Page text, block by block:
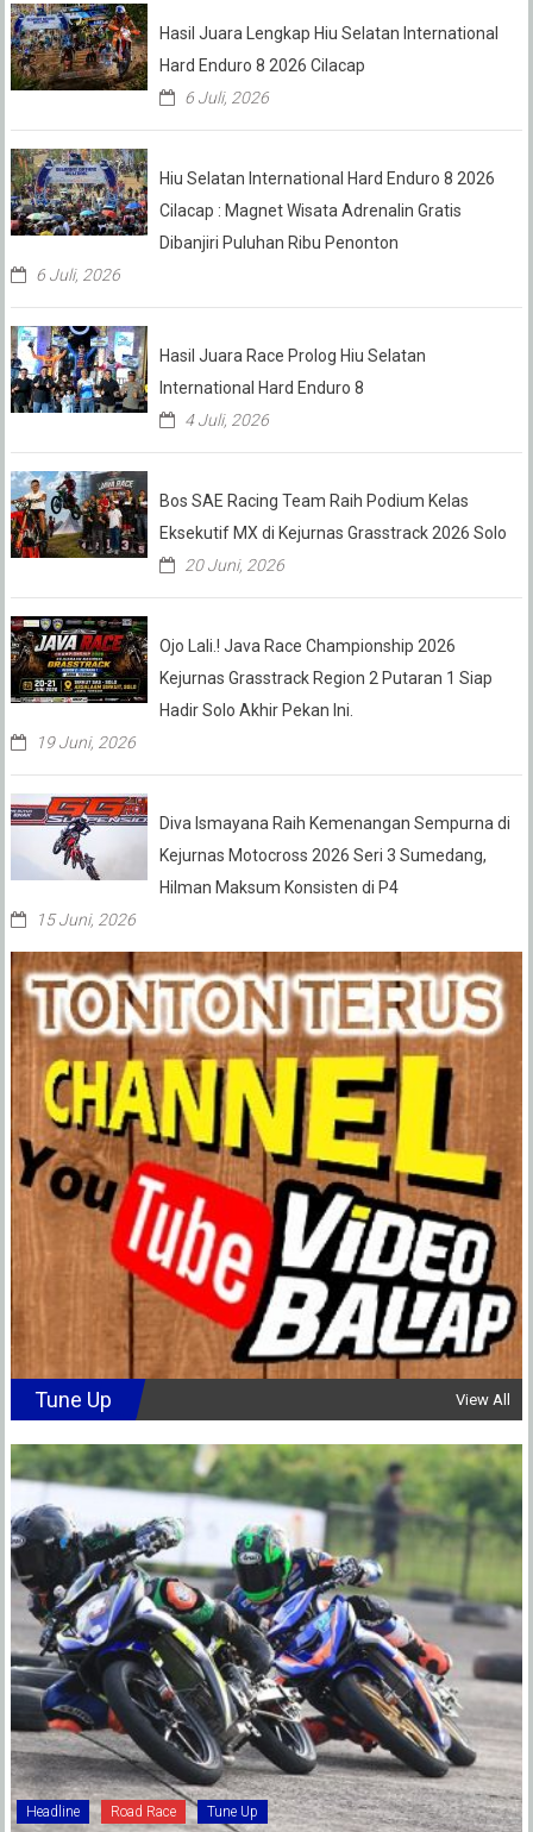
Hasil Juara Lengkap Hiu Selatan International
Hard Enduro 8 2026 Cilacap
6 Juli, 2026
Hiu Selatan International Hard Enduro 8 2026
Cilacap : Magnet Wisata Adrenalin Gratis
Dibanjiri Puluhan Ribu Penonton
6 Juli, 2026
Hasil Juara Race Prolog Hiu Selatan
International Hard Enduro 8
4 Juli, 2026
Bos SAE Racing Team Raih Podium Kelas
Eksekutif MX di Kejurnas Grasstrack 2026 Solo
20 Juni, 2026
Ojo Lali.! Java Race Championship 2026
Kejurnas Grasstrack Region 2 Putaran 1 Siap
Hadir Solo Akhir Pekan Ini.
19 Juni, 2026
Diva Ismayana Raih Kemenangan Sempurna di
Kejurnas Motocross 2026 Seri 3 Sumedang,
Hilman Maksum Konsisten di P4
15 Juni, 2026
Tune Up View All
Headline Road Race Tune Up